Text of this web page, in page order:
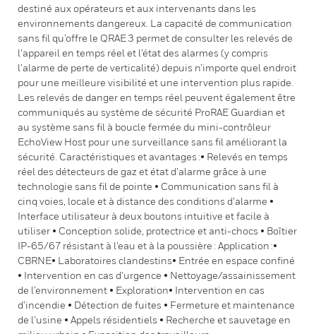
destiné aux opérateurs et aux intervenants dans les
environnements dangereux. La capacité de communication
sans fil qu’offre le QRAE 3 permet de consulter les relevés de
l’appareil en temps réel et l’état des alarmes (y compris
l’alarme de perte de verticalité) depuis n’importe quel endroit
pour une meilleure visibilité et une intervention plus rapide.
Les relevés de danger en temps réel peuvent également être
communiqués au système de sécurité ProRAE Guardian et
au système sans fil à boucle fermée du mini-contrôleur
EchoView Host pour une surveillance sans fil améliorant la
sécurité. Caractéristiques et avantages :• Relevés en temps
réel des détecteurs de gaz et état d’alarme grâce à une
technologie sans fil de pointe • Communication sans fil à
cinq voies, locale et à distance des conditions d’alarme •
Interface utilisateur à deux boutons intuitive et facile à
utiliser • Conception solide, protectrice et anti-chocs • Boîtier
IP-65/67 résistant à l’eau et à la poussière : Application :•
CBRNE• Laboratoires clandestins• Entrée en espace confiné
• Intervention en cas d’urgence • Nettoyage/assainissement
de l’environnement • Exploration• Intervention en cas
d’incendie • Détection de fuites • Fermeture et maintenance
de l’usine • Appels résidentiels • Recherche et sauvetage en